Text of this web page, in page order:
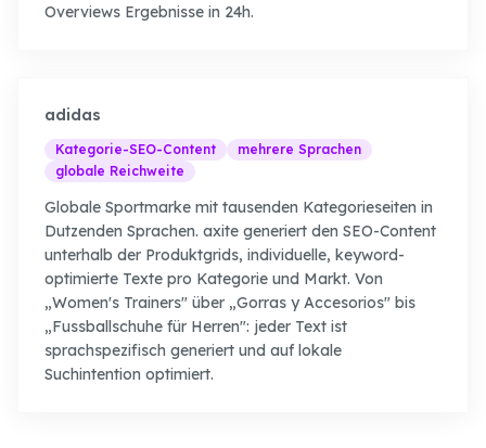
Overviews Ergebnisse in 24h.
adidas
Kategorie-SEO-Content
mehrere Sprachen
globale Reichweite
Globale Sportmarke mit tausenden Kategorieseiten in
Dutzenden Sprachen. axite generiert den SEO-Content
unterhalb der Produktgrids, individuelle, keyword-
optimierte Texte pro Kategorie und Markt. Von
„Women's Trainers" über „Gorras y Accesorios" bis
„Fussballschuhe für Herren": jeder Text ist
sprachspezifisch generiert und auf lokale
Suchintention optimiert.